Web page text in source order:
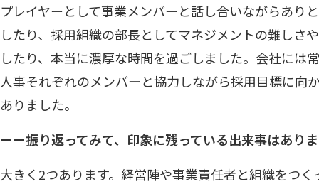
プレイヤーとして事業メンバーと話し合いながらあり
したり、採用組織の部長としてマネジメントの難しさ
したり、本当に濃厚な時間を過ごしました。会社には
人事それぞれのメンバーと協力しながら採用目標に向
ありました。
ーー振り返ってみて、印象に残っている出来事はあり
大きく2つあります。経営陣や事業責任者と組織をつ